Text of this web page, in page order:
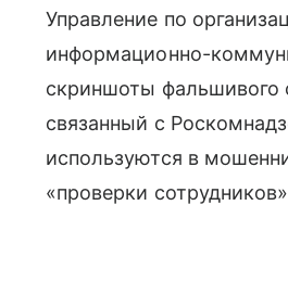
Управление по
информационно-
скриншоты фальшивого
связанный с
используются в
«проверки